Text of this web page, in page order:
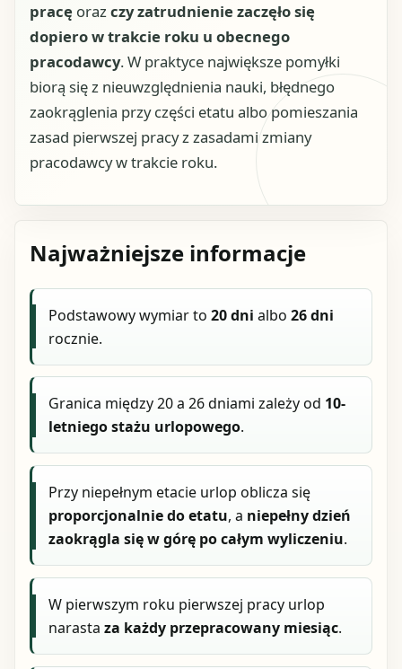
pracę orazczy zatrudnienie zaczęło się
dopiero w trakcie roku u obecnego
pracodawcy. W praktyce największe pomyłki
biorą się z nieuwzględnienia nauki, błędnego
zaokrąglenia przy części etatu albo pomieszania
zasad pierwszej pracy z zasadami zmiany
pracodawcy w trakcie roku.
Najważniejsze informacje
Podstawowy wymiar to20 dni albo26 dni
rocznie.
Granica między 20 a 26 dniami zależy od 10-
letniego stażu urlopowego.
Przy niepełnym etacie urlop oblicza się
proporcjonalnie do etatu, a niepełny dzień
zaokrągla się w górę po całym wyliczeniu.
W pierwszym roku pierwszej pracy urlop
narastaza każdy przepracowany miesiąc.